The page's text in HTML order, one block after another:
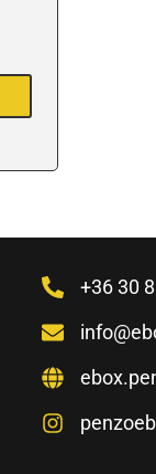
+36 30